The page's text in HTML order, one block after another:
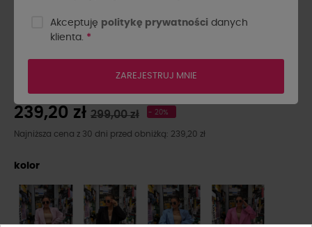
239,20 zł 299,00 zł - 20%
Najniższa cena z 30 dni przed obniżką: 239,20 zł
kolor
Akceptuję politykę prywatności danych
klienta. *
ZAREJESTRUJ MNIE